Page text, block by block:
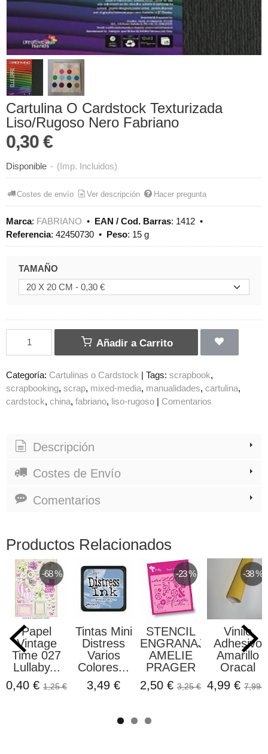
Cartulina O Cardstock Texturizada
Liso/Rugoso Nero Fabriano
0,30 €
Disponible - (Imp. Incluidos)
Costes de envío Ver descripción Hacer pregunta
Marca: FABRIANO • EAN / Cod. Barras: 1412 •
Referencia: 42450730 • Peso: 15 g
TAMAÑO
Añadir a Carrito
Categoría: Cartulinas o Cardstock | Tags: scrapbook
scrapbooking scrap mixed-media manualidades cartulina
cardstock china fabriano liso-rugoso | Comentarios
Descripción
Costes de Envío
Comentarios
Productos Relacionados
-68 %
Papel
Vintage
Time 027
Lullaby...
0,40 € 1,25 €
Tintas Mini
Distress
Varios
Colores...
3,49 €
-23 %
STENCIL
ENGRANAJES
AMELIE
PRAGER
2,50 € 3,25 €
-38 %
Vinilo
Adhesivo
Amarillo
Oracal
4,99 € 7,99 €